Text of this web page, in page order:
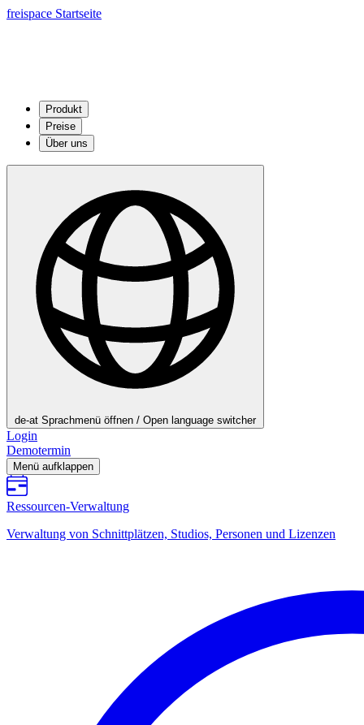
freispace Startseite
Produkt
Preise
Über uns
de-at Sprachmenü öffnen / Open language switcher
Login
Demotermin
Menü aufklappen
Ressourcen-Verwaltung
Verwaltung von Schnittplätzen, Studios, Personen und Lizenzen